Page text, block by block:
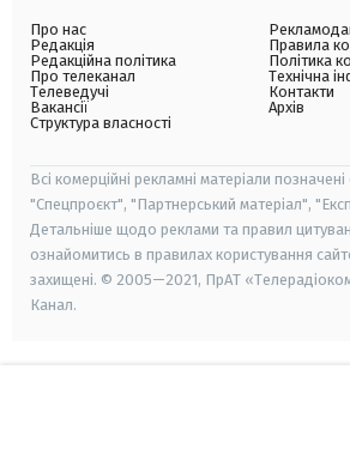
Про нас
Редакція
Редакційна політика
Про телеканал
Телеведучі
Вакансії
Структура власності
Правила
Політика
Технічна
Контакти
Архів
Всі комерційні рекламні матеріали
"Спецпроєкт", "Партнерський матеріал",
Детальніше щодо реклами та правил
ознайомитись в правилах користування
захищені. © 2005—2021, ПрАТ
Канал.